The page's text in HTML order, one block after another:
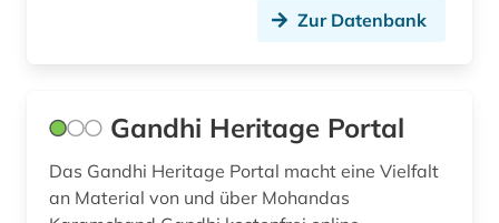
wirtschaftsstandort (1)
wörterbuch (2)
Zur Datenbank
Gandhi Heritage Portal
Das Gandhi Heritage Portal macht eine Vielfalt
an Material von und über Mohandas